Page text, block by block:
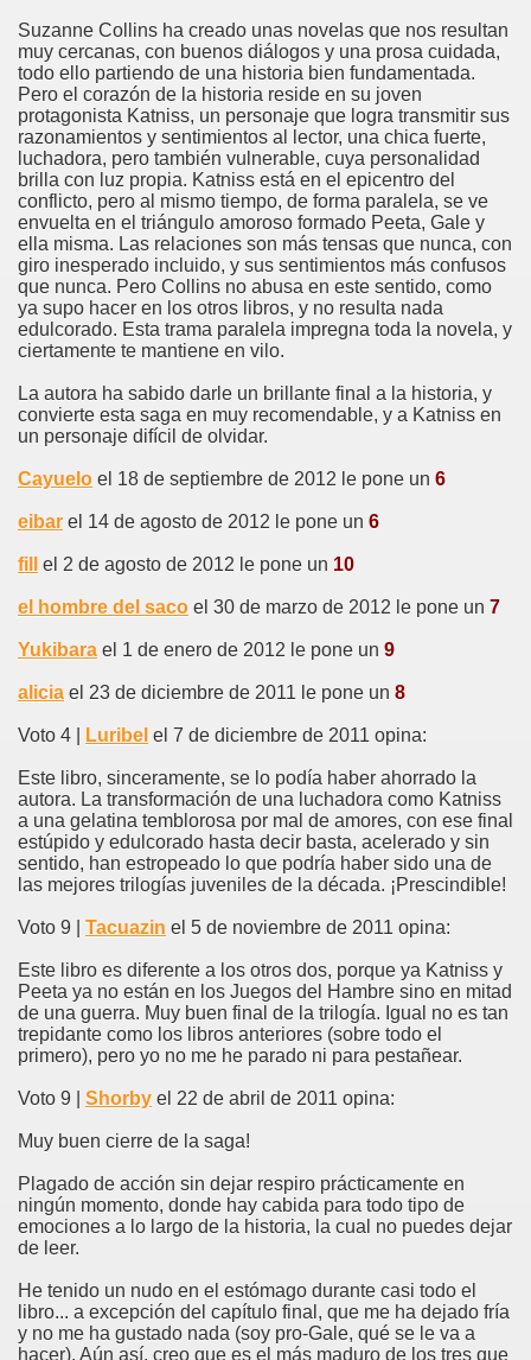
Suzanne Collins ha creado unas novelas que nos resultan
muy cercanas, con buenos diálogos y una prosa cuidada,
todo ello partiendo de una historia bien fundamentada.
Pero el corazón de la historia reside en su joven
protagonista Katniss, un personaje que logra transmitir sus
razonamientos y sentimientos al lector, una chica fuerte,
luchadora, pero también vulnerable, cuya personalidad
brilla con luz propia. Katniss está en el epicentro del
conflicto, pero al mismo tiempo, de forma paralela, se ve
envuelta en el triángulo amoroso formado Peeta, Gale y
ella misma. Las relaciones son más tensas que nunca, con
giro inesperado incluido, y sus sentimientos más confusos
que nunca. Pero Collins no abusa en este sentido, como
ya supo hacer en los otros libros, y no resulta nada
edulcorado. Esta trama paralela impregna toda la novela, y
ciertamente te mantiene en vilo.
La autora ha sabido darle un brillante final a la historia, y
convierte esta saga en muy recomendable, y a Katniss en
un personaje difícil de olvidar.
Cayuelo el 18 de septiembre de 2012 le pone un 6
eibar el 14 de agosto de 2012 le pone un 6
fill el 2 de agosto de 2012 le pone un 10
el hombre del saco el 30 de marzo de 2012 le pone un 7
Yukibara el 1 de enero de 2012 le pone un 9
alicia el 23 de diciembre de 2011 le pone un 8
Voto 4 | Luribel el 7 de diciembre de 2011 opina:
Este libro, sinceramente, se lo podía haber ahorrado la
autora. La transformación de una luchadora como Katniss
a una gelatina temblorosa por mal de amores, con ese final
estúpido y edulcorado hasta decir basta, acelerado y sin
sentido, han estropeado lo que podría haber sido una de
las mejores trilogías juveniles de la década. ¡Prescindible!
Voto 9 | Tacuazin el 5 de noviembre de 2011 opina:
Este libro es diferente a los otros dos, porque ya Katniss y
Peeta ya no están en los Juegos del Hambre sino en mitad
de una guerra. Muy buen final de la trilogía. Igual no es tan
trepidante como los libros anteriores (sobre todo el
primero), pero yo no me he parado ni para pestañear.
Voto 9 | Shorby el 22 de abril de 2011 opina:
Muy buen cierre de la saga!
Plagado de acción sin dejar respiro prácticamente en
ningún momento, donde hay cabida para todo tipo de
emociones a lo largo de la historia, la cual no puedes dejar
de leer.
He tenido un nudo en el estómago durante casi todo el
libro... a excepción del capítulo final, que me ha dejado fría
y no me ha gustado nada (soy pro-Gale, qué se le va a
hacer). Aún así, creo que es el más maduro de los tres que